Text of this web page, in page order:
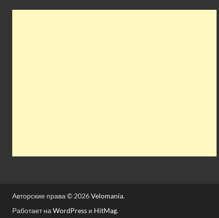
Авторские права © 2026Velomania.
Работает на WordPress и HitMag.